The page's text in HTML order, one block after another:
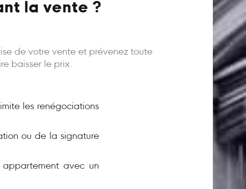
la vente ?
de votre vente et prévenez toute
baisser le prix.
les renégociations
ou de la signature
avec un